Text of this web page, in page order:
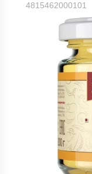
4815462000101